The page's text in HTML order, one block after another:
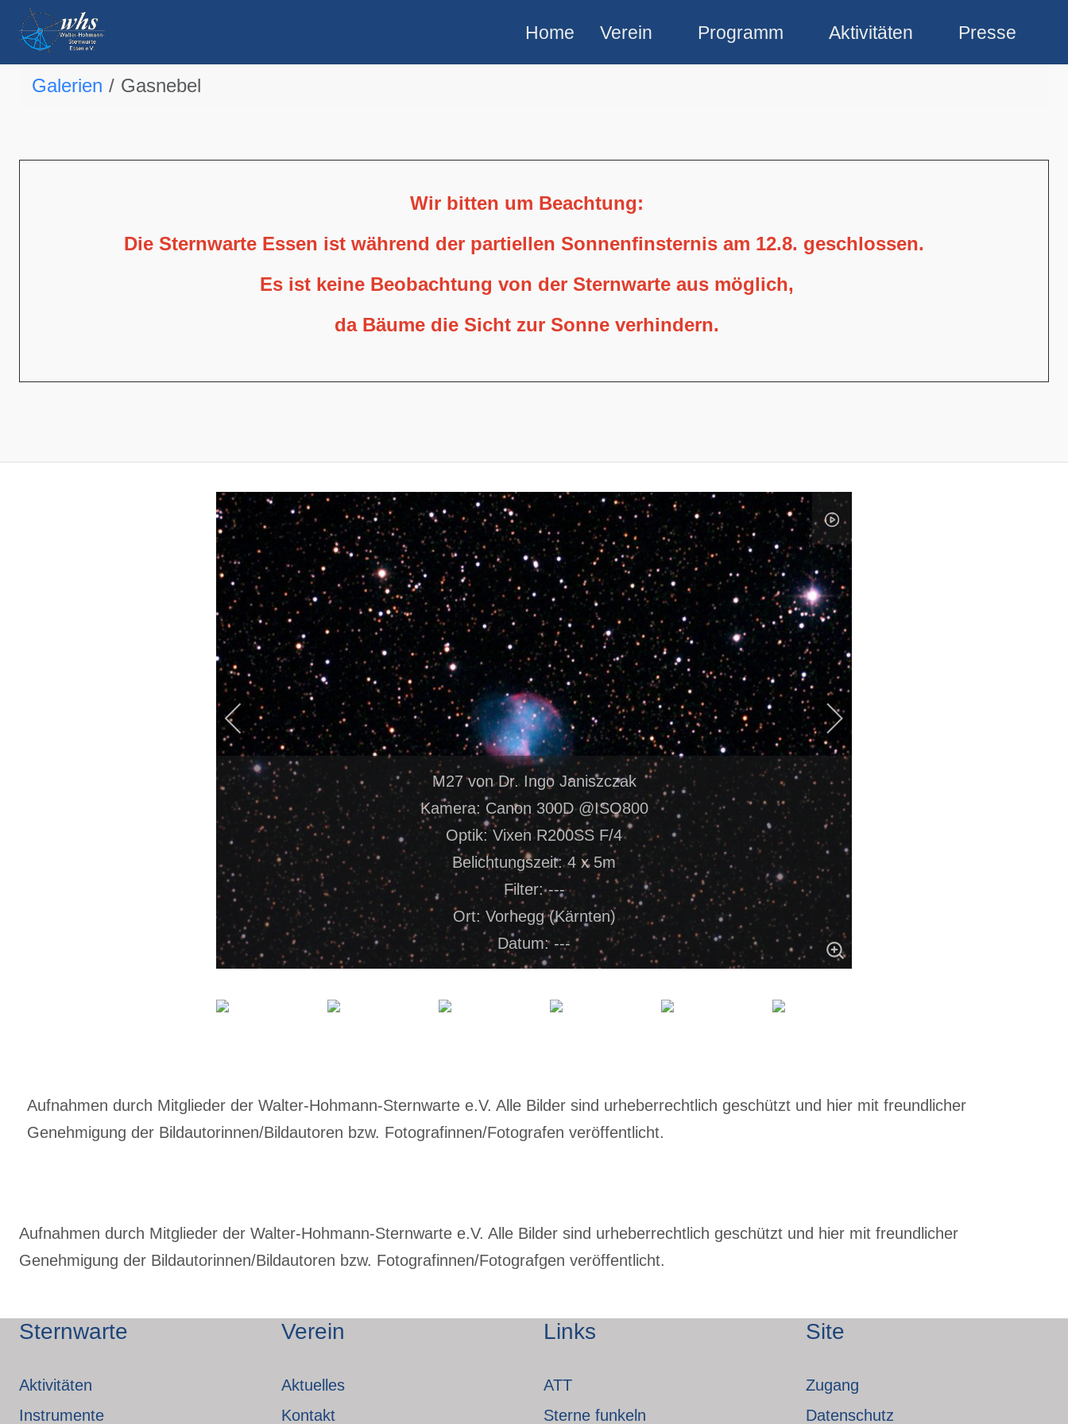
Home Verein Programm Aktivitäten Presse
Galerien Gasnebel
Wir bitten um Beachtung:
Die Sternwarte Essen ist während der partiellen Sonnenfinsternis am 12.8. geschlossen.
Es ist keine Beobachtung von der Sternwarte aus möglich,
da Bäume die Sicht zur Sonne verhindern.
M27 von Dr. Ingo Janiszczak
Kamera: Canon 300D @ISO800
Optik: Vixen R200SS F/4
Belichtungszeit: 4 x 5m
Filter: ---
Ort: Vorhegg (Kärnten)
Datum: ---
Aufnahmen durch Mitglieder der Walter-Hohmann-Sternwarte e.V. Alle Bilder sind urheberrechtlich geschützt und hier mit freundlicher
Genehmigung der Bildautorinnen/Bildautoren bzw. Fotografinnen/Fotografen veröffentlicht.
Aufnahmen durch Mitglieder der Walter-Hohmann-Sternwarte e.V. Alle Bilder sind urheberrechtlich geschützt und hier mit freundlicher
Genehmigung der Bildautorinnen/Bildautoren bzw. Fotografinnen/Fotografgen veröffentlicht.
Sternwarte
Aktivitäten
Instrumente
Verein
Aktuelles
Kontakt
Links
ATT
Sterne funkeln
Site
Zugang
Datenschutz